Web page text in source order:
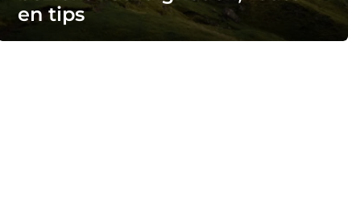
en tips